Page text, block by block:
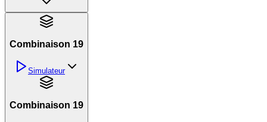
Combinaison 19
Simulateur
Combinaison 19